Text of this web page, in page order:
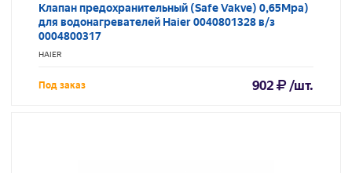
Клапан предохранительный (Safe Vakve) 0,65Mpa)
для водонагревателей Haier 0040801328 в/з
0004800317
HAIER
Под заказ 902 /шт.